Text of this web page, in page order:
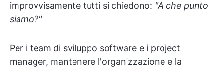
improvvisamente tutti si chiedono: "A che punto
siamo?"
Per i team di sviluppo software e i project
manager, mantenere l'organizzazione e la